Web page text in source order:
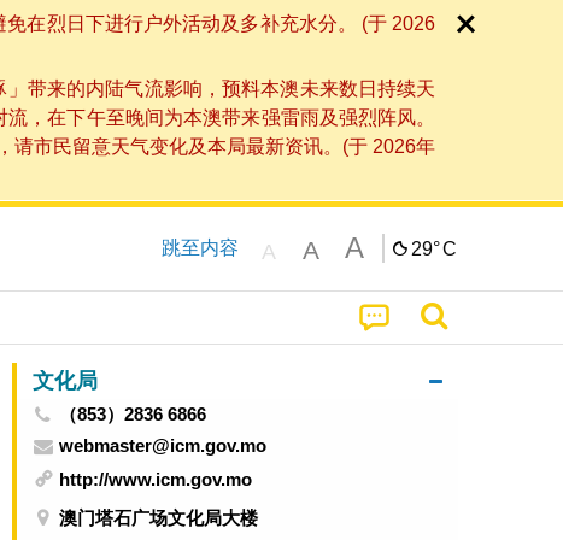
在烈日下进行户外活动及多补充水分。 (于 2026
带来的内陆气流影响，预料本澳未来数日持续天
，在下午至晚间为本澳带来强雷雨及强烈阵风。
请市民留意天气变化及本局最新资讯。(于 2026年
跳至内容 A A A 29°C
文化局
（853）2836 6866
webmaster@icm.gov.mo
http://www.icm.gov.mo
澳门塔石广场文化局大楼